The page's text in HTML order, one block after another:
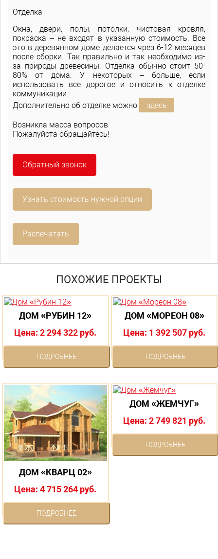
Отделка
Окна, двери, полы, потолки, чистовая кровля,
покраска – не входят в указанную стоимость. Все
это в деревянном доме делается чрез 6-12 месяцев
после сборки. Так правильно и так необходимо из-
за природы древесины. Отделка обычно стоит 50-
80% от дома. У некоторых – больше, если
использовать все дорогое и относить к отделке
коммуникации.
Дополнительно об отделке можно
здесь
Возникла масса вопросов
Пожалуйста обращайтесь!
Обратный звонок
Узнать стоимость нужной опции
Распечатать
ПОХОЖИЕ ПРОЕКТЫ
ДОМ «РУБИН 12»
Цена: 2 294 322 руб.
ПОДРОБНЕЕ
ДОМ «МОРЕОН 08»
Цена: 1 392 507 руб.
ПОДРОБНЕЕ
ДОМ «КВАРЦ 02»
Цена: 4 715 264 руб.
ПОДРОБНЕЕ
ДОМ «ЖЕМЧУГ»
Цена: 2 749 821 руб.
ПОДРОБНЕЕ